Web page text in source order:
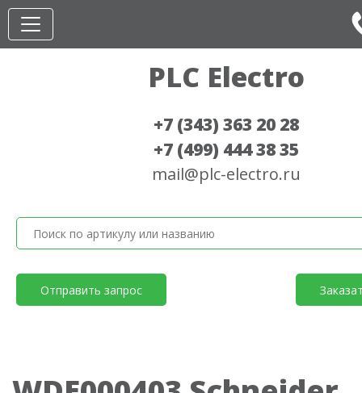
PLC Electro
+7 (343) 363 20 28
+7 (499) 444 38 35
mail@plc-electro.ru
Отправить запрос